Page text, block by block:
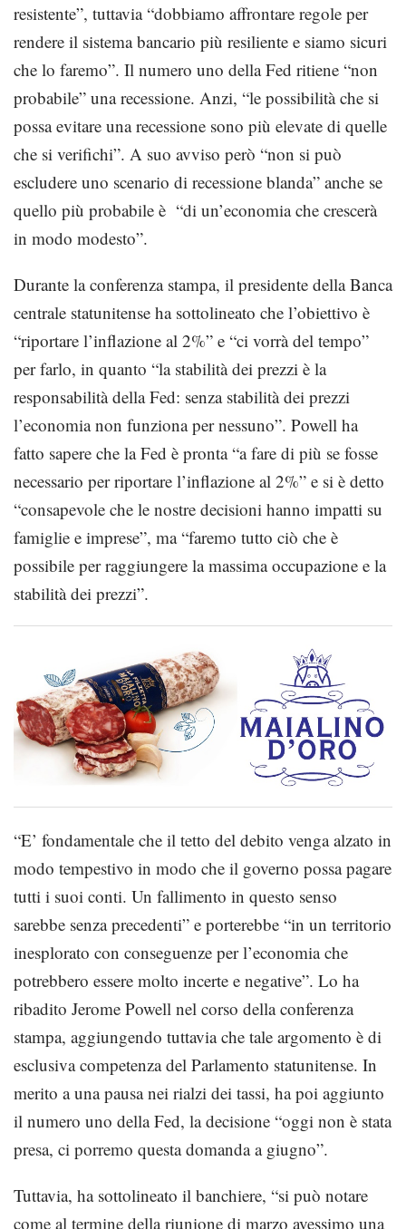
resistente”, tuttavia “dobbiamo affrontare regole per
rendere il sistema bancario più resiliente e siamo sicuri
che lo faremo”. Il numero uno della Fed ritiene “non
probabile” una recessione. Anzi, “le possibilità che si
possa evitare una recessione sono più elevate di quelle
che si verifichi”. A suo avviso però “non si può
escludere uno scenario di recessione blanda” anche se
quello più probabile è “di un’economia che crescerà
in modo modesto”.
Durante la conferenza stampa, il presidente della Banca
centrale statunitense ha sottolineato che l’obiettivo è
“riportare l’inflazione al 2%” e “ci vorrà del tempo”
per farlo, in quanto “la stabilità dei prezzi è la
responsabilità della Fed: senza stabilità dei prezzi
l’economia non funziona per nessuno”. Powell ha
fatto sapere che la Fed è pronta “a fare di più se fosse
necessario per riportare l’inflazione al 2%” e si è detto
“consapevole che le nostre decisioni hanno impatti su
famiglie e imprese”, ma “faremo tutto ciò che è
possibile per raggiungere la massima occupazione e la
stabilità dei prezzi”.
“E’ fondamentale che il tetto del debito venga alzato in
modo tempestivo in modo che il governo possa pagare
tutti i suoi conti. Un fallimento in questo senso
sarebbe senza precedenti” e porterebbe “in un territorio
inesplorato con conseguenze per l’economia che
potrebbero essere molto incerte e negative”. Lo ha
ribadito Jerome Powell nel corso della conferenza
stampa, aggiungendo tuttavia che tale argomento è di
esclusiva competenza del Parlamento statunitense. In
merito a una pausa nei rialzi dei tassi, ha poi aggiunto
il numero uno della Fed, la decisione “oggi non è stata
presa, ci porremo questa domanda a giugno”.
Tuttavia, ha sottolineato il banchiere, “si può notare
come al termine della riunione di marzo avessimo una